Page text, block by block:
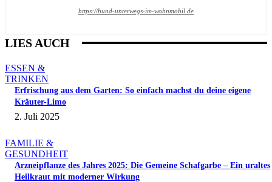
https://hund-unterwegs-im-wohnmobil.de
LIES AUCH
ESSEN &
TRINKEN
Erfrischung aus dem Garten: So einfach machst du deine eigene
Kräuter-Limo
2. Juli 2025
FAMILIE &
GESUNDHEIT
Arzneipflanze des Jahres 2025: Die Gemeine Schafgarbe – Ein uraltes
Heilkraut mit moderner Wirkung